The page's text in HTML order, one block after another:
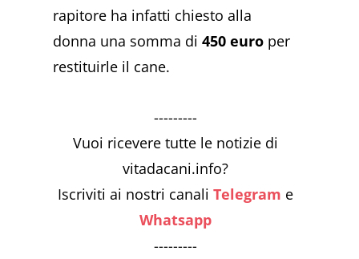
rapitore ha infatti chiesto alla
donna una somma di450 euro per
restituirle il cane.
---------
Vuoi ricevere tutte le notizie di
vitadacani.info?
Iscriviti ai nostri canaliTelegram e
Whatsapp
---------